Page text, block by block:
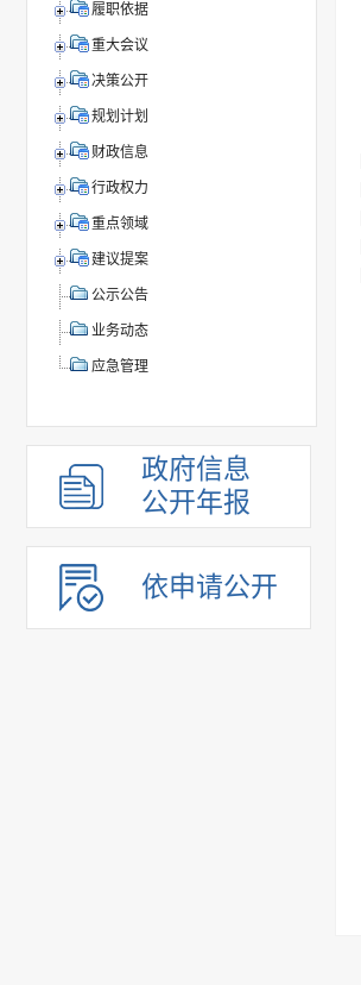
履职依据
重大会议
决策公开
规划计划
财政信息
行政权力
重点领域
建议提案
公示公告
业务动态
应急管理
政府信息
公开年报
依申请公开